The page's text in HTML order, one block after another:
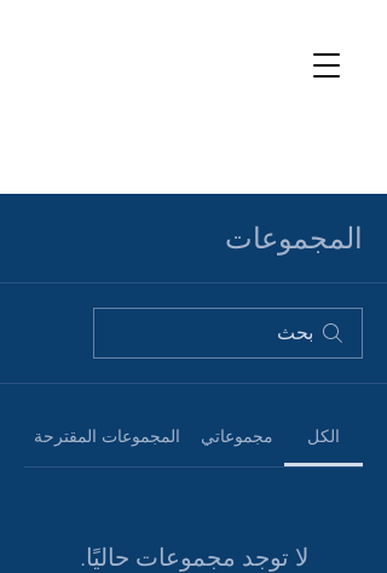
المجموعات
الكل مجموعاتي المجموعات المقترحة
لا توجد مجموعات حاليًا.